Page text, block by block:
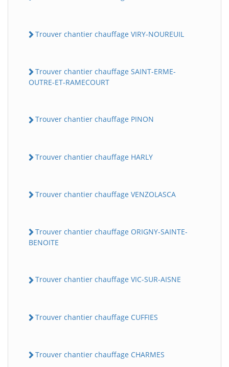
Trouver chantier chauffage VIRY-NOUREUIL
Trouver chantier chauffage SAINT-ERME-
OUTRE-ET-RAMECOURT
Trouver chantier chauffage PINON
Trouver chantier chauffage HARLY
Trouver chantier chauffage VENZOLASCA
Trouver chantier chauffage ORIGNY-SAINTE-
BENOITE
Trouver chantier chauffage VIC-SUR-AISNE
Trouver chantier chauffage CUFFIES
Trouver chantier chauffage CHARMES